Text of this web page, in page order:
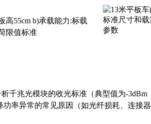
高55cm b)承载能力:标载
限值标准
千兆光模块的收光标准（典型值为-3dBm
率异常的常见原因（如光纤损耗、连接器